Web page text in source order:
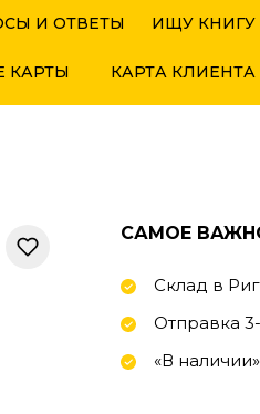
И ОТВЕТЫ ИЩУ КНИГУ
КАРТЫ КАРТА КЛИЕНТА
САМОЕ
Склад в
Отправка
«В